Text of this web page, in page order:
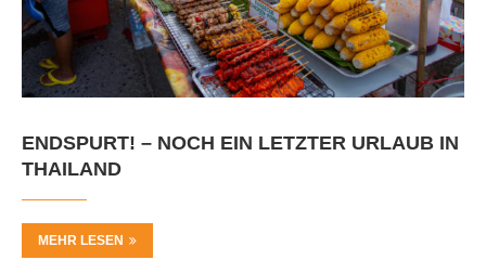
ENDSPURT! – NOCH EIN LETZTER URLAUB IN
THAILAND
MEHR LESEN